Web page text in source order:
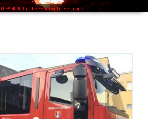
4000 für die Feuerwehr Hermagor